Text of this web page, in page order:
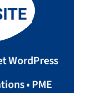
WordPress
• PME